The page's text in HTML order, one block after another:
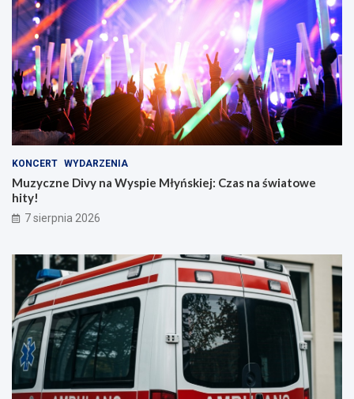
KONCERT WYDARZENIA
Muzyczne Divy na Wyspie Młyńskiej: Czas na światowe
hity!
7 sierpnia 2026